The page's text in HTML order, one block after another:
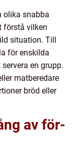
olika snabba
förstå vilken
situation. Till
för enskilda
en grupp.
matberedare
bröd eller
av för-